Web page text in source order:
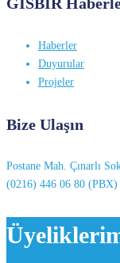
GİSBİR
Haberler
Duyurular
Projeler
Bize Ulaşın
Postane Mah. Çınarlı
(0216) 446 06 80 (PBX)